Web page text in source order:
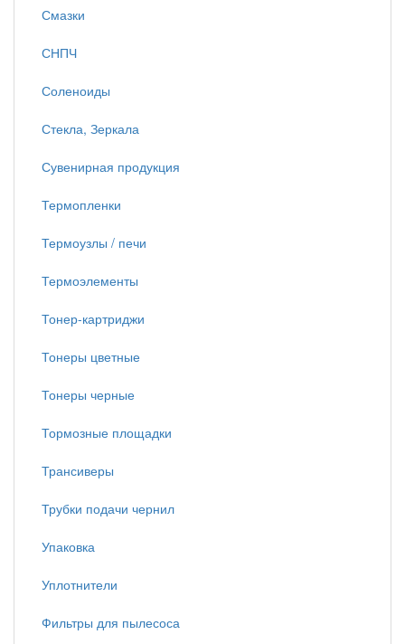
Смазки
СНПЧ
Соленоиды
Стекла, Зеркала
Сувенирная продукция
Термопленки
Термоузлы / печи
Термоэлементы
Тонер-картриджи
Тонеры цветные
Тонеры черные
Тормозные площадки
Трансиверы
Трубки подачи чернил
Упаковка
Уплотнители
Фильтры для пылесоса